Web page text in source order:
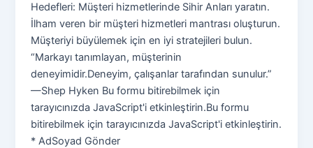
Hedefleri: Müşteri hizmetlerinde Sihir Anları yaratın.
İlham veren bir müşteri hizmetleri mantrası oluşturun.
Müşteriyi büyülemek için en iyi stratejileri bulun.
“Markayı tanımlayan, müşterinin
deneyimidir.Deneyim, çalışanlar tarafından sunulur.”
—Shep Hyken Bu formu bitirebilmek için
tarayıcınızda JavaScript'i etkinleştirin.Bu formu
bitirebilmek için tarayıcınızda JavaScript'i etkinleştirin.
* AdSoyad Gönder